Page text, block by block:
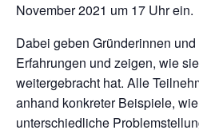
November 2021 um 17 Uhr ein.
Dabei geben Gründerinnen
Erfahrungen und zeigen, wie
weitergebracht hat. Alle
anhand konkreter Beispiele,
unterschiedliche